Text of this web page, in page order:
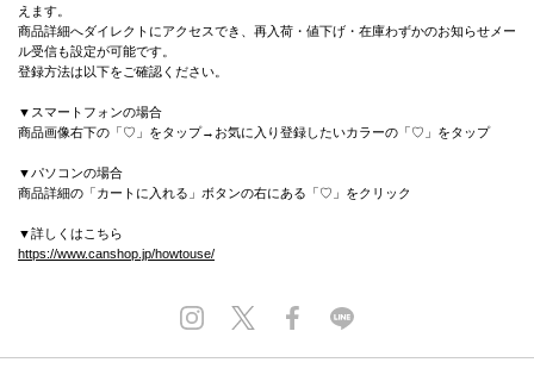
えます。
商品詳細へダイレクトにアクセスでき、再入荷・値下げ・在庫わずかのお知らせメー
ル受信も設定が可能です。
登録方法は以下をご確認ください。
▼スマートフォンの場合
商品画像右下の「♡」をタップ→お気に入り登録したいカラーの「♡」をタップ
▼パソコンの場合
商品詳細の「カートに入れる」ボタンの右にある「♡」をクリック
▼詳しくはこちら
https://www.canshop.jp/howtouse/